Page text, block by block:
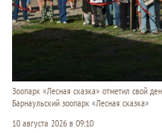
Зоопарк «Лесная сказка» отметил свой
Барнаульский зоопарк «Лесная сказка»
10 августа 2026 в 09:10